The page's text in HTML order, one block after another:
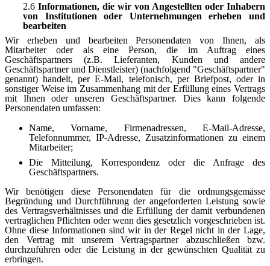
2.6 Informationen, die wir von Angestellten oder Inhabern
von Institutionen oder Unternehmungen erheben und
bearbeiten
Wir erheben und bearbeiten Personendaten von Ihnen, als
Mitarbeiter oder als eine Person, die im Auftrag eines
Geschäftspartners (z.B. Lieferanten, Kunden und andere
Geschäftspartner und Dienstleister) (nachfolgend "Geschäftspartner"
genannt) handelt, per E-Mail, telefonisch, per Briefpost, oder in
sonstiger Weise im Zusammenhang mit der Erfüllung eines Vertrags
mit Ihnen oder unseren Geschäftspartner. Dies kann folgende
Personendaten umfassen:
Name, Vorname, Firmenadressen, E-Mail-Adresse,
Telefonnummer, IP-Adresse, Zusatzinformationen zu einem
Mitarbeiter;
Die Mitteilung, Korrespondenz oder die Anfrage des
Geschäftspartners.
Wir benötigen diese Personendaten für die ordnungsgemässe
Begründung und Durchführung der angeforderten Leistung sowie
des Vertragsverhältnisses und die Erfüllung der damit verbundenen
vertraglichen Pflichten oder wenn dies gesetzlich vorgeschrieben ist.
Ohne diese Informationen sind wir in der Regel nicht in der Lage,
den Vertrag mit unserem Vertragspartner abzuschließen bzw.
durchzuführen oder die Leistung in der gewünschten Qualität zu
erbringen.